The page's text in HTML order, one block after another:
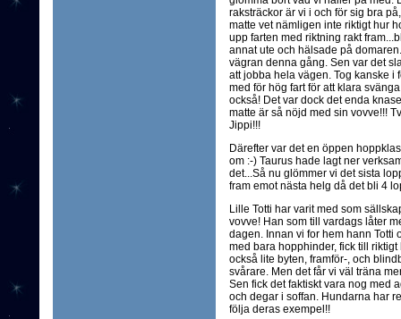
raksträckor är vi i och för sig bra
matte vet nämligen inte riktigt hur
upp farten med riktning rakt
annat ute och hälsade på
vägran denna gång. Sen var det
att jobba hela vägen. Tog kanske i
med för hög fart för att klara
också! Det var dock det enda
matte är så nöjd med sin vovve!!!
Jippi!!!
Därefter var det en öppen
om :-) Taurus hade lagt ner
det...Så nu glömmer vi det sista
fram emot nästa helg då det bli 4
Lille Totti har varit med som
vovve! Han som till vardags låter
dagen. Innan vi for hem hann Totti
med bara hopphinder, fick till
också lite byten, framför-, och
svårare. Men det får vi väl träna
Sen fick det faktiskt vara nog med
och degar i soffan. Hundarna har
följa deras exempel!!